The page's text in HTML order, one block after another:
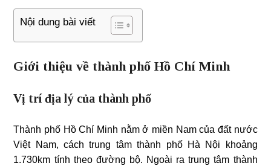
Nội dung bài viết
Giới thiệu về thành phố Hồ Chí Minh
Vị trí địa lý của thành phố
Thành phố Hồ Chí Minh nằm ở miền Nam của đất nước
Việt Nam, cách trung tâm thành phố Hà Nội khoảng
1.730km tính theo đường bộ. Ngoài ra trung tâm thành